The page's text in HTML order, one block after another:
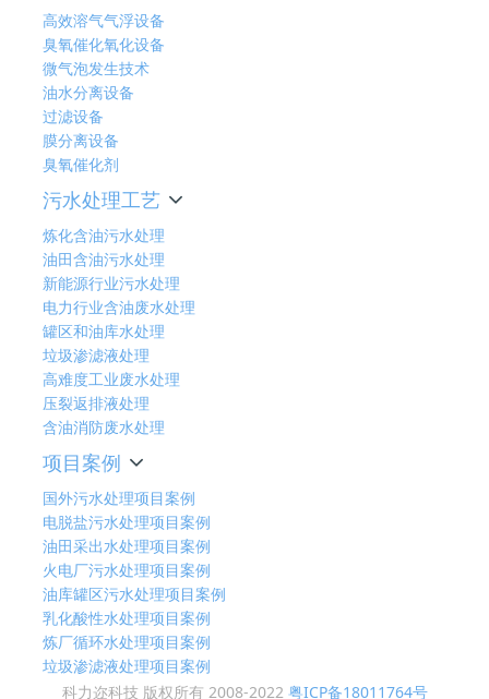
高效溶气气浮设备
臭氧催化氧化设备
微气泡发生技术
油水分离设备
过滤设备
膜分离设备
臭氧催化剂
污水处理工艺
炼化含油污水处理
油田含油污水处理
新能源行业污水处理
电力行业含油废水处理
罐区和油库水处理
垃圾渗滤液处理
高难度工业废水处理
压裂返排液处理
含油消防废水处理
项目案例
国外污水处理项目案例
电脱盐污水处理项目案例
油田采出水处理项目案例
火电厂污水处理项目案例
油库罐区污水处理项目案例
乳化酸性水处理项目案例
炼厂循环水处理项目案例
垃圾渗滤液处理项目案例
科力迩科技 版权所有 2008-2022 粤ICP备18011764号